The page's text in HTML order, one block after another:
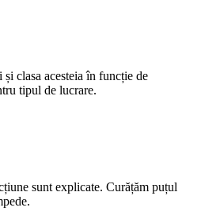
clasa acesteia în funcție de
tipul de lucrare.
sunt explicate. Curățăm puțul